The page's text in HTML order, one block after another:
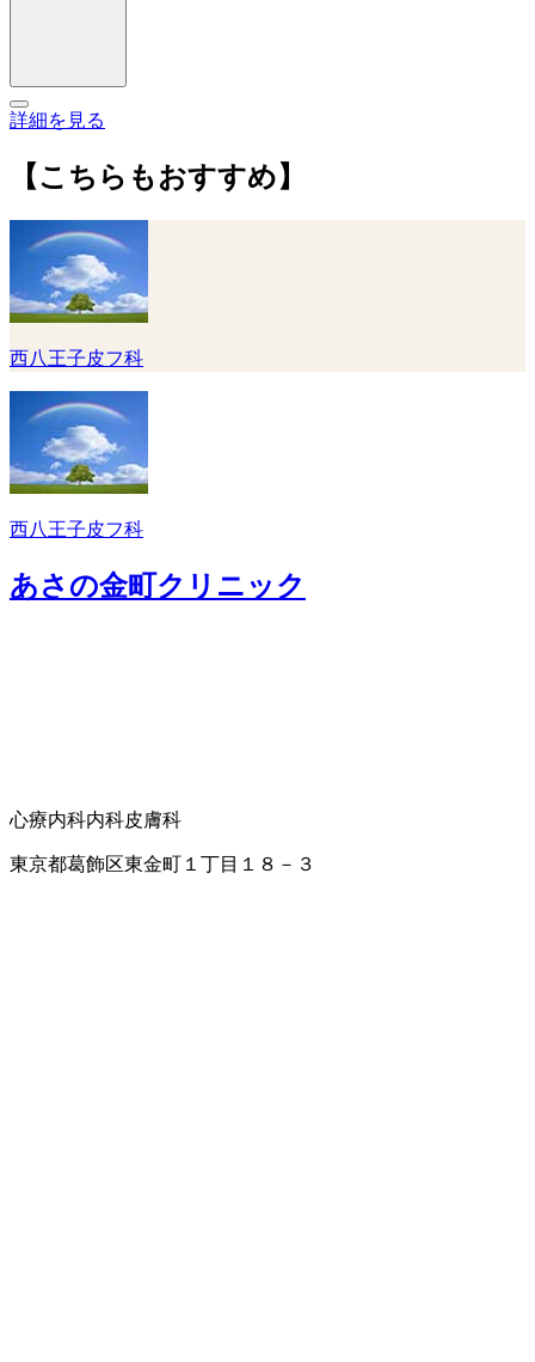
詳細を見る
【こちらもおすすめ】
西八王子皮フ科
西八王子皮フ科
あさの金町クリニック
心療内科内科皮膚科
東京都葛飾区東金町１丁目１８－３